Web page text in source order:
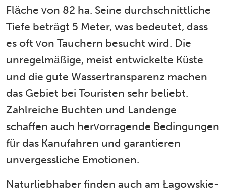
Fläche von 82 ha. Seine durchschnittliche
Tiefe beträgt 5 Meter, was bedeutet, dass
es oft von Tauchern besucht wird. Die
unregelmäßige, meist entwickelte Küste
und die gute Wassertransparenz machen
das Gebiet bei Touristen sehr beliebt.
Zahlreiche Buchten und Landenge
schaffen auch hervorragende Bedingungen
für das Kanufahren und garantieren
unvergessliche Emotionen.
Naturliebhaber finden auch am Łagowskie-